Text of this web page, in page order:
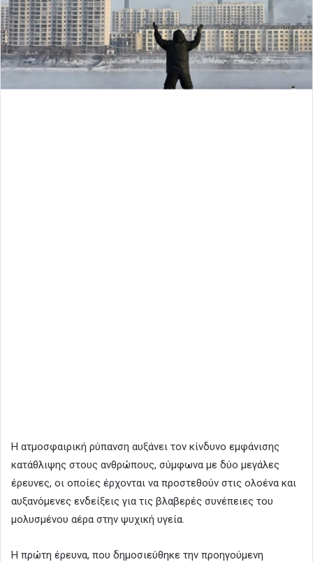
Η ατμοσφαιρική ρύπανση αυξάνει τον κίνδυνο εμφάνισης
κατάθλιψης στους ανθρώπους, σύμφωνα με δύο μεγάλες
έρευνες, οι οποίες έρχονται να προστεθούν στις ολοένα και
αυξανόμενες ενδείξεις για τις βλαβερές συνέπειες του
μολυσμένου αέρα στην ψυχική υγεία.
Η πρώτη έρευνα, που δημοσιεύθηκε την προηγούμενη